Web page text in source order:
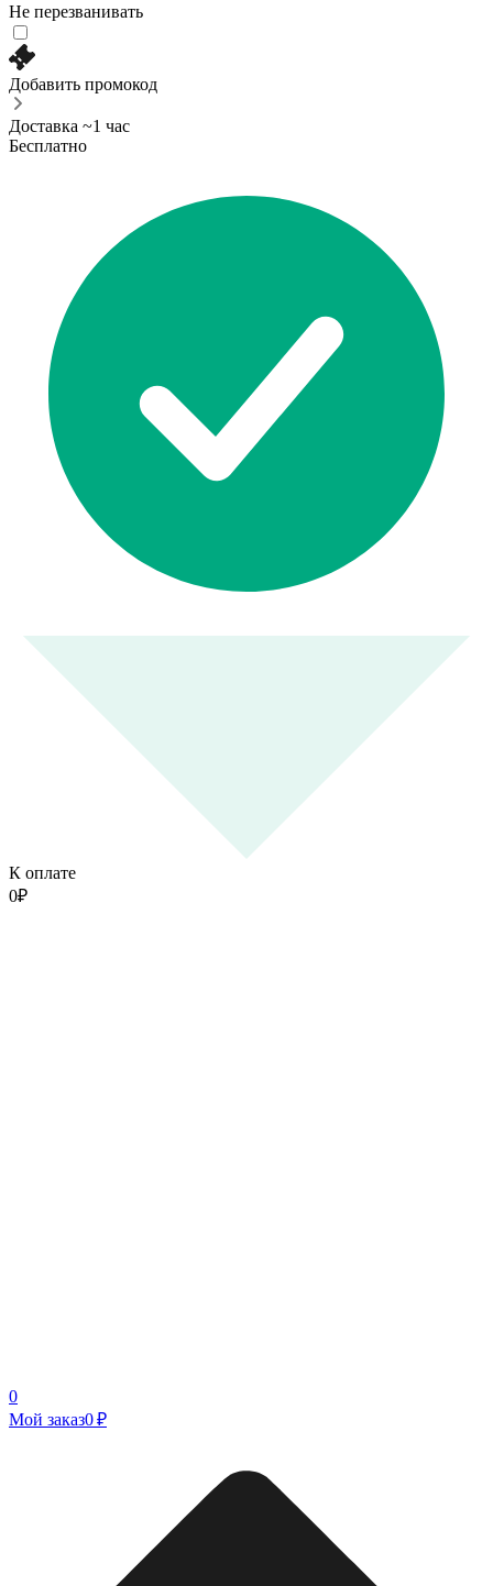
Не перезванивать
Добавить промокод
Доставка ~1 час
Бесплатно
К оплате
0₽
0
Мой заказ0 ₽